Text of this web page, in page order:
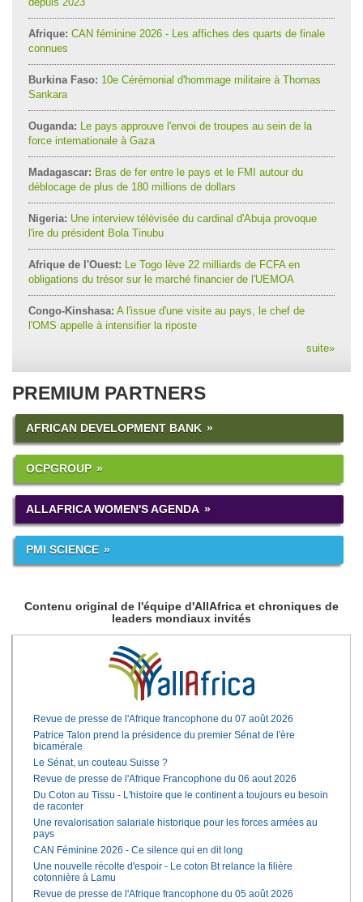
Afrique: CAN féminine 2026 - Les affiches des quarts de finale
connues
Burkina Faso: 10e Cérémonial d'hommage militaire à Thomas
Sankara
Ouganda: Le pays approuve l'envoi de troupes au sein de la
force internationale à Gaza
Madagascar: Bras de fer entre le pays et le FMI autour du
déblocage de plus de 180 millions de dollars
Nigeria: Une interview télévisée du cardinal d'Abuja provoque
l'ire du président Bola Tinubu
Afrique de l'Ouest: Le Togo lève 22 milliards de FCFA en
obligations du trésor sur le marché financier de l'UEMOA
Congo-Kinshasa: A l'issue d'une visite au pays, le chef de
l'OMS appelle à intensifier la riposte
suite»
PREMIUM PARTNERS
AFRICAN DEVELOPMENT BANK
OCPGROUP
ALLAFRICA WOMEN'S AGENDA
PMI SCIENCE
Contenu original de l'équipe d'AllAfrica et chroniques de
leaders mondiaux invités
Revue de presse de l'Afrique francophone du 07 août 2026
Patrice Talon prend la présidence du premier Sénat de l'ère
bicamérale
Le Sénat, un couteau Suisse ?
Revue de presse de l'Afrique Francophone du 06 aout 2026
Du Coton au Tissu - L'histoire que le continent a toujours eu besoin
de raconter
Une revalorisation salariale historique pour les forces armées au
pays
CAN Féminine 2026 - Ce silence qui en dit long
Une nouvelle récolte d'espoir - Le coton Bt relance la filière
cotonnière à Lamu
Revue de presse de l'Afrique francophone du 05 août 2026